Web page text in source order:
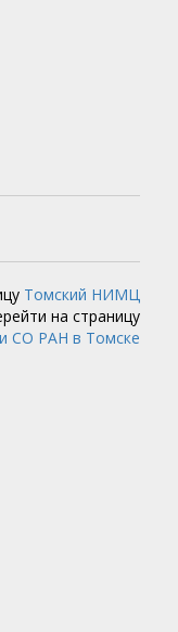
Томский НИМЦ
на страницу
СО РАН в Томске